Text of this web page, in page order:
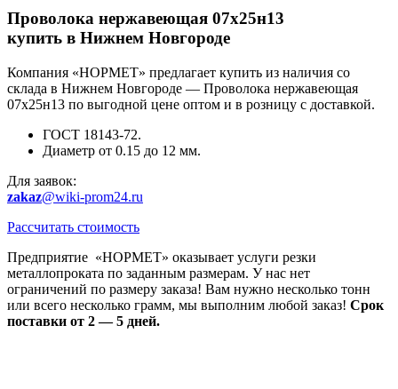
Проволока нержавеющая 07х25н13
купить в Нижнем Новгороде
Компания «НОРМЕТ» предлагает купить из наличия со
склада в Нижнем Новгороде — Проволока нержавеющая
07х25н13 по выгодной цене оптом и в розницу с доставкой.
ГОСТ 18143-72.
Диаметр от 0.15 до 12 мм.
Для заявок:
zakaz@wiki-prom24.ru
Рассчитать стоимость
Предприятие «НОРМЕТ» оказывает услуги резки
металлопроката по заданным размерам. У нас нет
ограничений по размеру заказа! Вам нужно несколько тонн
или всего несколько грамм, мы выполним любой заказ! Срок
поставки от 2 — 5 дней.